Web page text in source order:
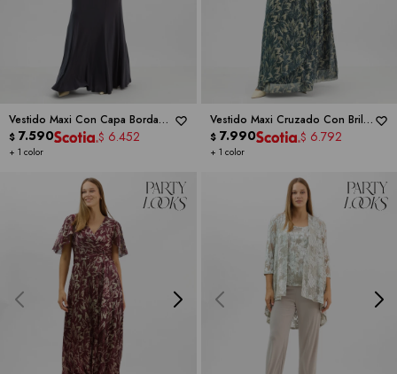
Vestido Maxi Con Capa Bordada
- RM RICHARDS
+ 1 color
$ 7.590 $ 6.452
Vestido Maxi Cruzado Con Brillo
Metalizado -RM RICHARDS
+ 1 color
$ 7.990 $ 6.792